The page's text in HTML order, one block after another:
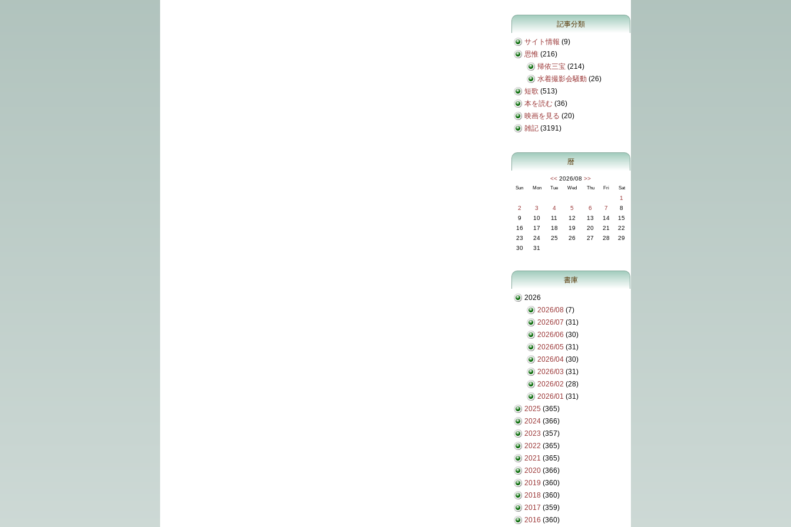
記事分類
サイト情報 (9)
思惟 (216)
帰依三宝 (214)
水着撮影会騒動 (26)
短歌 (513)
本を読む (36)
映画を見る (20)
雑記 (3191)
暦
<< 2026/08 >>
Sun Mon Tue Wed Thu Fri Sat
1
2
3 4 5 6 7
8
9
10 11 12 13 14
15
16
17 18 19 20 21
22
23
24 25 26 27 28
29
30
31
書庫
2026
2026/08 (7)
2026/07 (31)
2026/06 (30)
2026/05 (31)
2026/04 (30)
2026/03 (31)
2026/02 (28)
2026/01 (31)
2025 (365)
2024 (366)
2023 (357)
2022 (365)
2021 (365)
2020 (366)
2019 (360)
2018 (360)
2017 (359)
2016 (360)